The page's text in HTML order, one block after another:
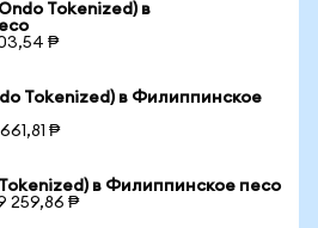
Tokenized) в
₱
Tokenized) в Филиппинское
₱
в Филиппинское песо
259,86 ₱